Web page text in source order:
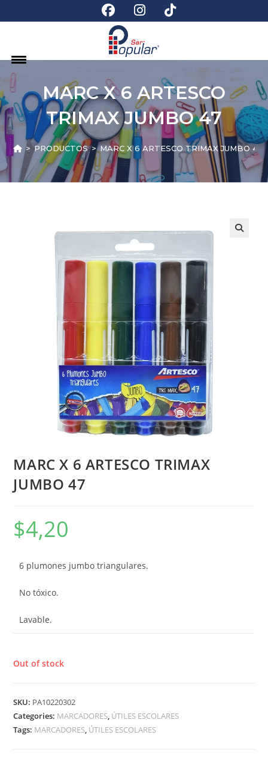
MARC X 6 ARTESCO
TRIMAX JUMBO 47
> PRODUCTOS > MARC X 6 ARTESCO TRIMAX JUMBO 47
MARC X 6 ARTESCO TRIMAX
JUMBO 47
$4,20
6 plumones jumbo triangulares.
No tóxico.
Lavable.
Out of stock
SKU: PA10220302
Categories: MARCADORES, ÚTILES ESCOLARES
Tags: MARCADORES, ÚTILES ESCOLARES